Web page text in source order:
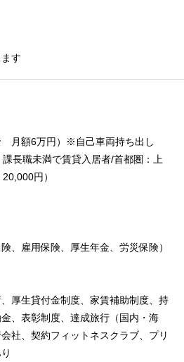
す
月額6万円）※自己車両持ち出し
長職未満で賃貸入居者/首都圏：上
円）
、雇用保険、厚生年金、労災保険）
厚生貸付金制度、家賃補助制度、持
、表彰制度、達成旅行（国内・海
社、契約フィットネスクラブ、プリ